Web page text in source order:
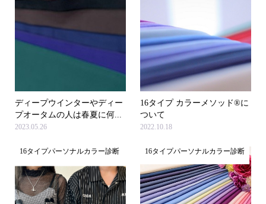
ディープウインターやディー
プオータムの人は春夏に何...
2023.05.26
16タイプ カラーメソッド®に
ついて
2022.10.18
16タイプパーソナルカラー診断 16タイプパーソナルカラー診断